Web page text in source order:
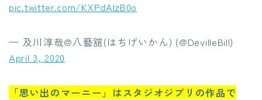
pic.twitter.com/KXPdAlzB0o
— 及川淳哉@八藝舘(はちげいかん) (@DevilleBill)
April 3, 2020
「思い出のマーニー」はスタジオジブリの作品で